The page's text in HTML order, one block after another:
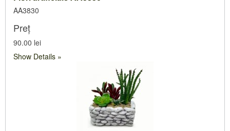
AA3830
Preț
90.00 lei
Show Details